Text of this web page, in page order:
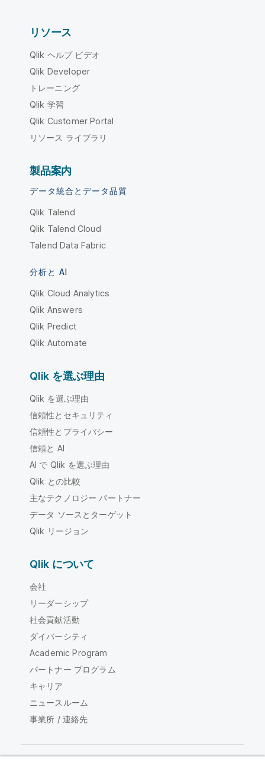
リソース
Qlik ヘルプ ビデオ
Qlik Developer
トレーニング
Qlik 学習
Qlik Customer Portal
リソース ライブラリ
製品案内
データ統合とデータ品質
Qlik Talend
Qlik Talend Cloud
Talend Data Fabric
分析と AI
Qlik Cloud Analytics
Qlik Answers
Qlik Predict
Qlik Automate
Qlik を選ぶ理由
Qlik を選ぶ理由
信頼性とセキュリティ
信頼性とプライバシー
信頼と AI
AI で Qlik を選ぶ理由
Qlik との比較
主なテクノロジー パートナー
データ ソースとターゲット
Qlik リージョン
Qlik について
会社
リーダーシップ
社会貢献活動
ダイバーシティ
Academic Program
パートナー プログラム
キャリア
ニュースルーム
事業所 / 連絡先